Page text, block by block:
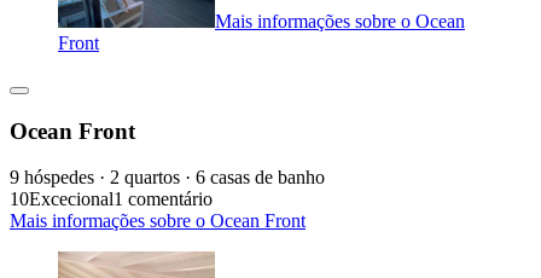
Mais informações sobre o Ocean
Front
Ocean Front
9 hóspedes · 2 quartos · 6 casas de banho
10Excecional1 comentário
Mais informações sobre o Ocean Front